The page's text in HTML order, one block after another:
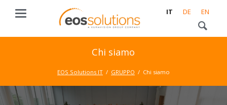
IT DE EN
Chi siamo
EOS Solutions IT GRUPPO Chi siamo